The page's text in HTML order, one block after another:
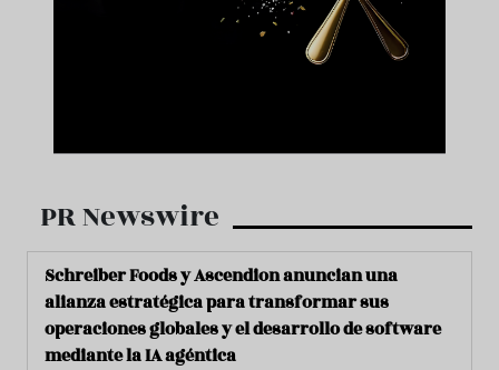
PR Newswire
Schreiber Foods y Ascendion anuncian una
alianza estratégica para transformar sus
operaciones globales y el desarrollo de software
mediante la IA agéntica